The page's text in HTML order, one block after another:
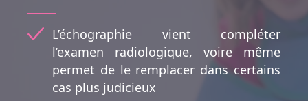
L’échographie vient compléter
l’examen radiologique, voire même
permet de le remplacer dans certains
cas plus judicieux